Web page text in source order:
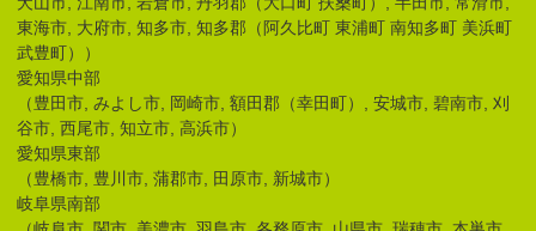
東海市, 大府市, 知多市, 知多郡（阿久比町 東浦町 南知多町 美浜町
武豊町））
愛知県中部
（豊田市, みよし市, 岡崎市, 額田郡（幸田町）, 安城市, 碧南市, 刈
谷市, 西尾市, 知立市, 高浜市）
愛知県東部
（豊橋市, 豊川市, 蒲郡市, 田原市, 新城市）
岐阜県南部